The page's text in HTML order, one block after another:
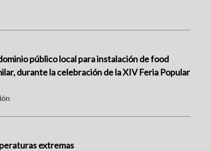
público local para instalación de food
durante la celebración de la XIV Feria Popular
extremas